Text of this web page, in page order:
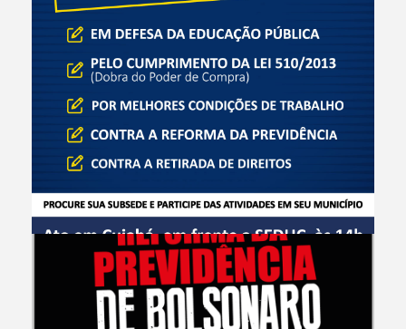
CAMPANHAS E EVENTOS
24 de Abril A Educação de Mato Grosso Vai Parar!